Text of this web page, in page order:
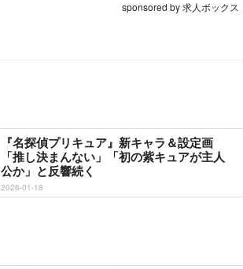
sponsored by 求人ボックス
『名探偵プリキュア』新キャラ＆設定画
「推し決まんない」「初の紫キュアが主人
公か」と反響続く
2026-01-18